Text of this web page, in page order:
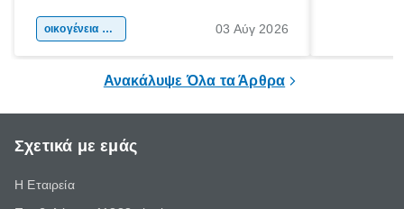
χώρας. Είτε πρόκειται για λίγες μέρες
οικογένεια & παιδί 03 Αύγ 2026
Ανακάλυψε Όλα τα Άρθρα
Σχετικά με εμάς
Η Εταιρεία